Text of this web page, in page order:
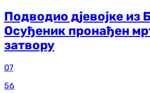
Подводио дјевојке из
Осуђеник пронађен
затвору
07
56